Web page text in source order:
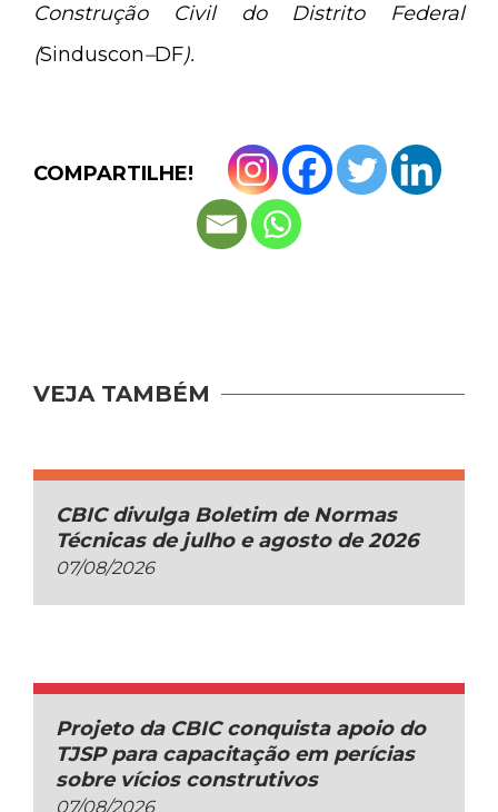
Construção Civil do Distrito Federal
(Sinduscon–DF).
COMPARTILHE!
VEJA TAMBÉM
CBIC divulga Boletim de Normas
Técnicas de julho e agosto de 2026
07/08/2026
Projeto da CBIC conquista apoio do
TJSP para capacitação em perícias
sobre vícios construtivos
07/08/2026